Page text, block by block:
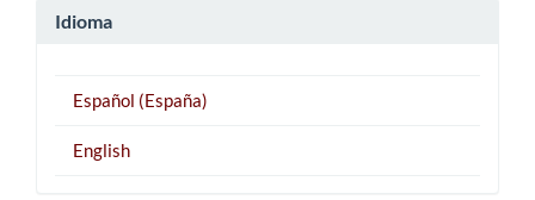
Idioma
Español (España)
English